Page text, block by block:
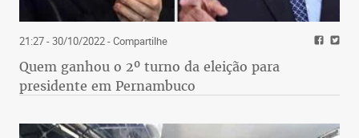
21:27 - 30/10/2022- Compartilhe
Quem ganhou o 2º turno da eleição para
presidente em Pernambuco